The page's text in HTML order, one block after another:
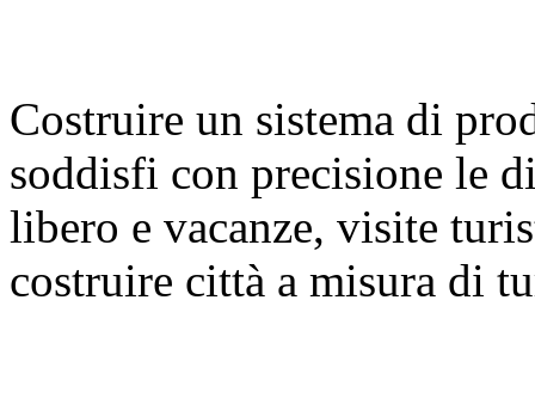
Costruire un sistema di
soddisfi con precisione le
libero e vacanze, visite
costruire città a misura di